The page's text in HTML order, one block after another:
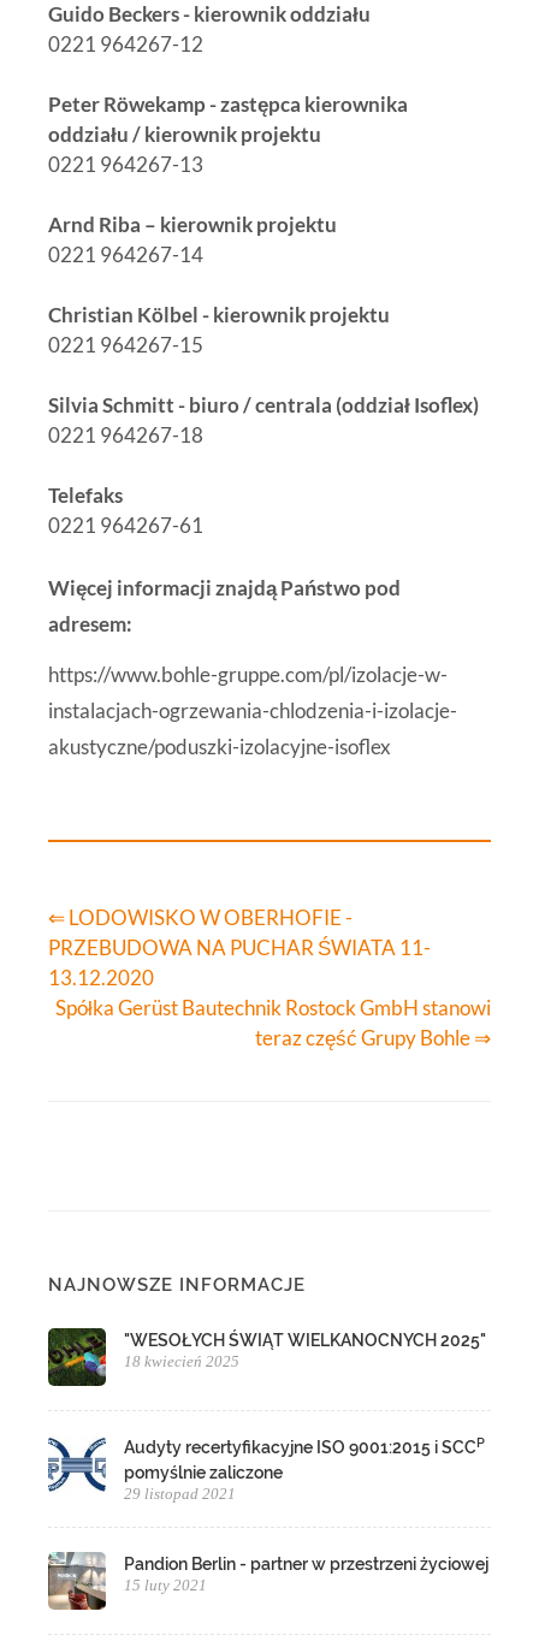
Guido Beckers - kierownik oddziału
0221 964267-12
Peter Röwekamp - zastępca kierownika
oddziału / kierownik projektu
0221 964267-13
Arnd Riba – kierownik projektu
0221 964267-14
Christian Kölbel - kierownik projektu
0221 964267-15
Silvia Schmitt - biuro / centrala (oddział Isoflex)
0221 964267-18
Telefaks
0221 964267-61
Więcej informacji znajdą Państwo pod
adresem:
https://www.bohle-gruppe.com/pl/izolacje-w-
instalacjach-ogrzewania-chlodzenia-i-izolacje-
akustyczne/poduszki-izolacyjne-isoflex
⇐ LODOWISKO W OBERHOFIE -
PRZEBUDOWA NA PUCHAR ŚWIATA 11-
13.12.2020
Spółka Gerüst Bautechnik Rostock GmbH stanowi
teraz część Grupy Bohle ⇒
NAJNOWSZE INFORMACJE
"WESOŁYCH ŚWIĄT WIELKANOCNYCH 2025"
18 kwiecień 2025
Audyty recertyfikacyjne ISO 9001:2015 i SCC P
pomyślnie zaliczone
29 listopad 2021
Pandion Berlin - partner w przestrzeni życiowej
15 luty 2021